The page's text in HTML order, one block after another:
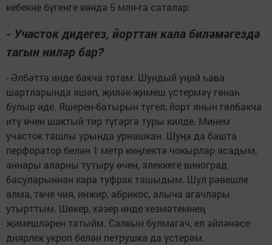
кебекне бүгенге көндә 5 млн-га саталар.
- Участок дидегез, йорттан кала биләмәгездә
тагын ниләр бар?
- Әлбәттә инде бакча тотам. Шундый уңай һава
шартларында яшәп, җиләк-җимеш үстермәү гөнаһ
булыр иде. Яшерен-батырын түгел, йорт янын гөлбакча
итү өчен шактый тир түгәргә туры килде. Минем
участок ташлы урында урнашкан. Шуңа да башта
перфоратор белән 1 метр киңлектә чокырлар ясадым,
аннары аларны тутыру өчен, элеккеге виноград
басуларыннан кара туфрак ташыдым. Шул рәвешле
алма, төче чия, инжир, абрикос, алыча агачлары
утырттым. Шөкер, хәзер инде хезмәтемнең
җимешләрен татыйм. Салкын булмагач, ел әйләнәсе
диярлек укроп белән петрушка да үстерәм.